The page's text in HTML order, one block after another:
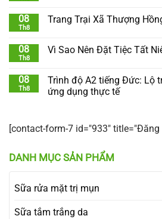
08
Th8
Trang Trại Xã Thượng
08
Th8
Vì Sao Nên Đặt Tiệc Tất
08
Th8
Trình độ A2 tiếng Đức: Lộ
ứng dụng thực tế
[contact-form-7 id="933" title="Đăng
DANH MỤC SẢN PHẨM
Sữa rửa mặt trị mụn
Sữa tắm trắng da